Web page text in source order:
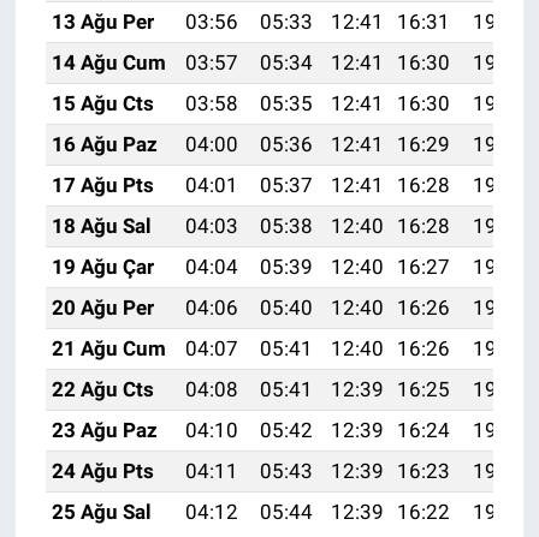
13 Ağu Per
03:56 05:33 12:41 16:31
19:40
14 Ağu Cum
03:57 05:34 12:41 16:30
19:39
15 Ağu Cts
03:58 05:35 12:41 16:30
19:37
16 Ağu Paz
04:00 05:36 12:41 16:29
19:36
17 Ağu Pts
04:01 05:37 12:41 16:28
19:34
18 Ağu Sal
04:03 05:38 12:40 16:28
19:33
19 Ağu Çar
04:04 05:39 12:40 16:27
19:32
20 Ağu Per
04:06 05:40 12:40 16:26
19:30
21 Ağu Cum
04:07 05:41 12:40 16:26
19:29
22 Ağu Cts
04:08 05:41 12:39 16:25
19:27
23 Ağu Paz
04:10 05:42 12:39 16:24
19:26
24 Ağu Pts
04:11 05:43 12:39 16:23
19:24
25 Ağu Sal
04:12 05:44 12:39 16:22 19:23